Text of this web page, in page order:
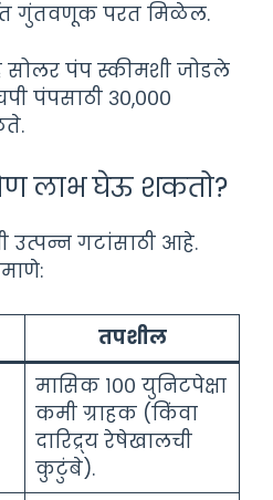
गुंतवणूक परत मिळेल.
सोलर पंप स्कीमशी जोडले
पंपसाठी ३०,०००
लाभ घेऊ शकतो?
उत्पन्न गटांसाठी आहे.
तपशील
मासिक १०० युनिटपेक्षा
कमी ग्राहक (किंवा
दारिद्र्य रेषेखालची
कुटुंबे).